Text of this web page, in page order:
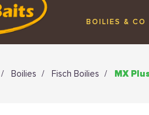
BOILIES & CO
Boilies Fisch Boilies MX